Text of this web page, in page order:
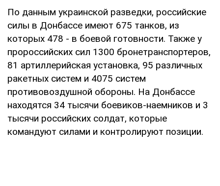
По данным украинской разведки, российские
силы в Донбассе имеют 675 танков, из
которых 478 - в боевой готовности. Также у
пророссийских сил 1300 бронетранспортеров,
81 артиллерийская установка, 95 различных
ракетных систем и 4075 систем
противовоздушной обороны. На Донбассе
находятся 34 тысячи боевиков-наемников и 3
тысячи российских солдат, которые
командуют силами и контролируют позиции.